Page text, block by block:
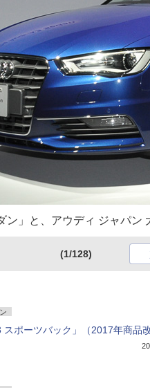
ン」と、アウディ ジャパン
(1/128)
スポーツバック」（2017年商品改